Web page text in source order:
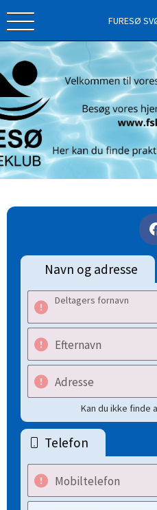
FURESØ
Navn og adresse
Deltagers fornavn
Efternavn
Adresse
Kan du ikke finde
Telefon
Mobiltelefon